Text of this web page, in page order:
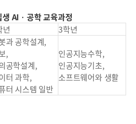
AI ‧공학 교육과정
년 3학년
과 공학설계,
,
공학설계,
터 과학,
터 시스템 일반
인공지능수학,
인공지능기초,
소프트웨어와 생활